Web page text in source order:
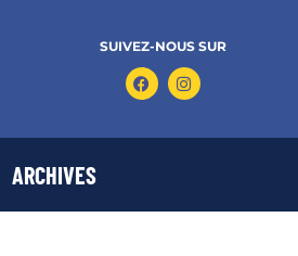
SUIVEZ-NOUS SUR
ARCHIVES